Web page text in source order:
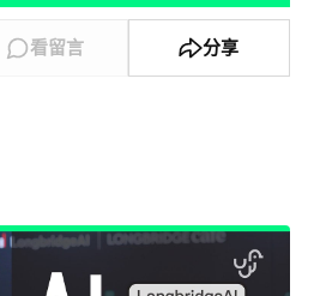
看留言 分享